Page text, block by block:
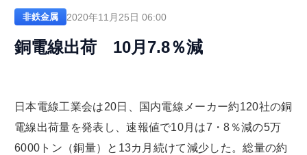
非鉄金属 2020年11月25日 06:00
銅電線出荷 10月7.8％減
日本電線工業会は20日、国内電線メーカー約120社の銅
電線出荷量を発表し、速報値で10月は7・8％減の5万
6000トン（銅量）と13カ月続けて減少した。総量の約